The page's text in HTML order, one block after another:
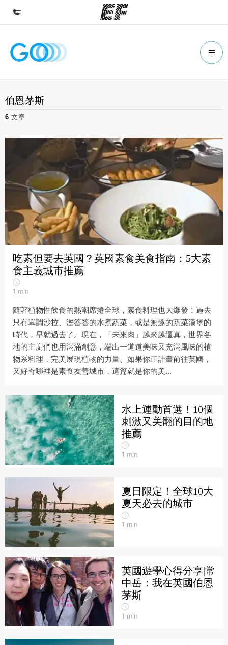
首頁
查看所有EF提供的課程
辦公室
查找您附近的辦公室
加入我們
伯恩茅斯
6 文章
吃素但要去英國？英國素食美食指南：5大素
食主義城市推薦
1 min
隨著植物性飲食的熱潮席捲全球，素食料理也大爆發！過去
只有單調沙拉、溼答答的水煮蔬菜，或是無趣的蔬菜漢堡的
時代，早就過去了。現在，「未來肉」越來越逼真，世界各
地的主廚們也用滿滿創意，端出一道道美味又充滿風味的植
物系料理，完美展現植物的力量。如果你正計畫前往英國，
又好奇哪裡是素食友善城市，這篇就是你的美...
水上運動首選！10個
刺激又美翻的目的地
推薦
1 min
夏日限定！全球10大
夏天必去的城市
1 min
英國遊學心得分享|常
中岳：我在英國伯恩
茅斯
1 min